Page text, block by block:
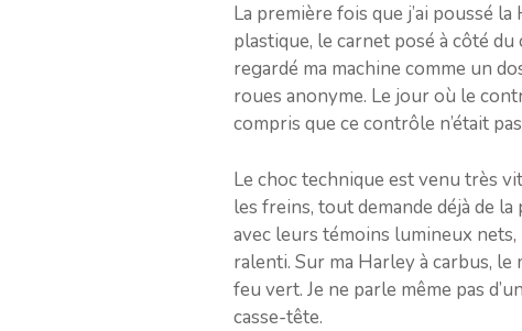
La première fois que j’ai poussé
plastique, le carnet posé à côté
regardé ma machine comme un
roues anonyme. Le jour où le
compris que ce contrôle n’était
Le choc technique est venu très
les freins, tout demande déjà de
avec leurs témoins lumineux
ralenti. Sur ma Harley à carbus, le
feu vert. Je ne parle même pas
casse-tête.